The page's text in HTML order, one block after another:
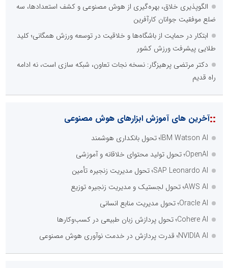
الگوپذیری خلاق، بهره‌گیری از هوش مصنوعی و کشف استعدادها، سه
ضلع موفقیت جوانان کارآفرین
ابتکار در حمایت از باشگاه‌ها و خلاقیت در توسعه ورزش همگانی؛ کلید
طلایی پیشرفت ورزش کشور
دکتر مرتضی پرهیزگار: نسخه نجات تعاون، شبکه سازی است، نه ادامه
راه قدیم
::آخرین های آموزش ابزارهای هوش مصنوعی
IBM Watson AI؛ تحول بانکداری هوشمند
OpenAI؛ تحول تولید محتوای خلاقانه و آموزشی
SAP Leonardo AI؛ تحول مدیریت زنجیره تأمین
AWS AI؛ تحول لجستیک و مدیریت زنجیره توزیع
Oracle AI؛ تحول مدیریت منابع انسانی
Cohere AI؛ تحول پردازش زبان طبیعی در کسب‌وکارها
NVIDIA AI؛ قدرت پردازش در خدمت نوآوری هوش مصنوعی